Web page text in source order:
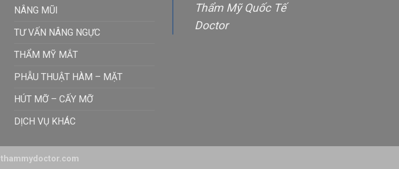
NÂNG MŨI
TƯ VẤN NÂNG NGỰC
THẨM MỸ MẮT
PHẪU THUẬT HÀM – MẶT
HÚT MỠ – CẤY MỠ
DỊCH VỤ KHÁC
Thẩm Mỹ Quốc Tế
Doctor
thammydoctor.com